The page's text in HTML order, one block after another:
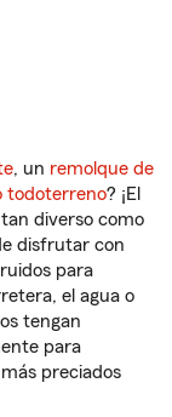
, un remolque de
todoterreno? ¡El
diverso como
disfrutar con
para
el agua o
tengan
para
preciados